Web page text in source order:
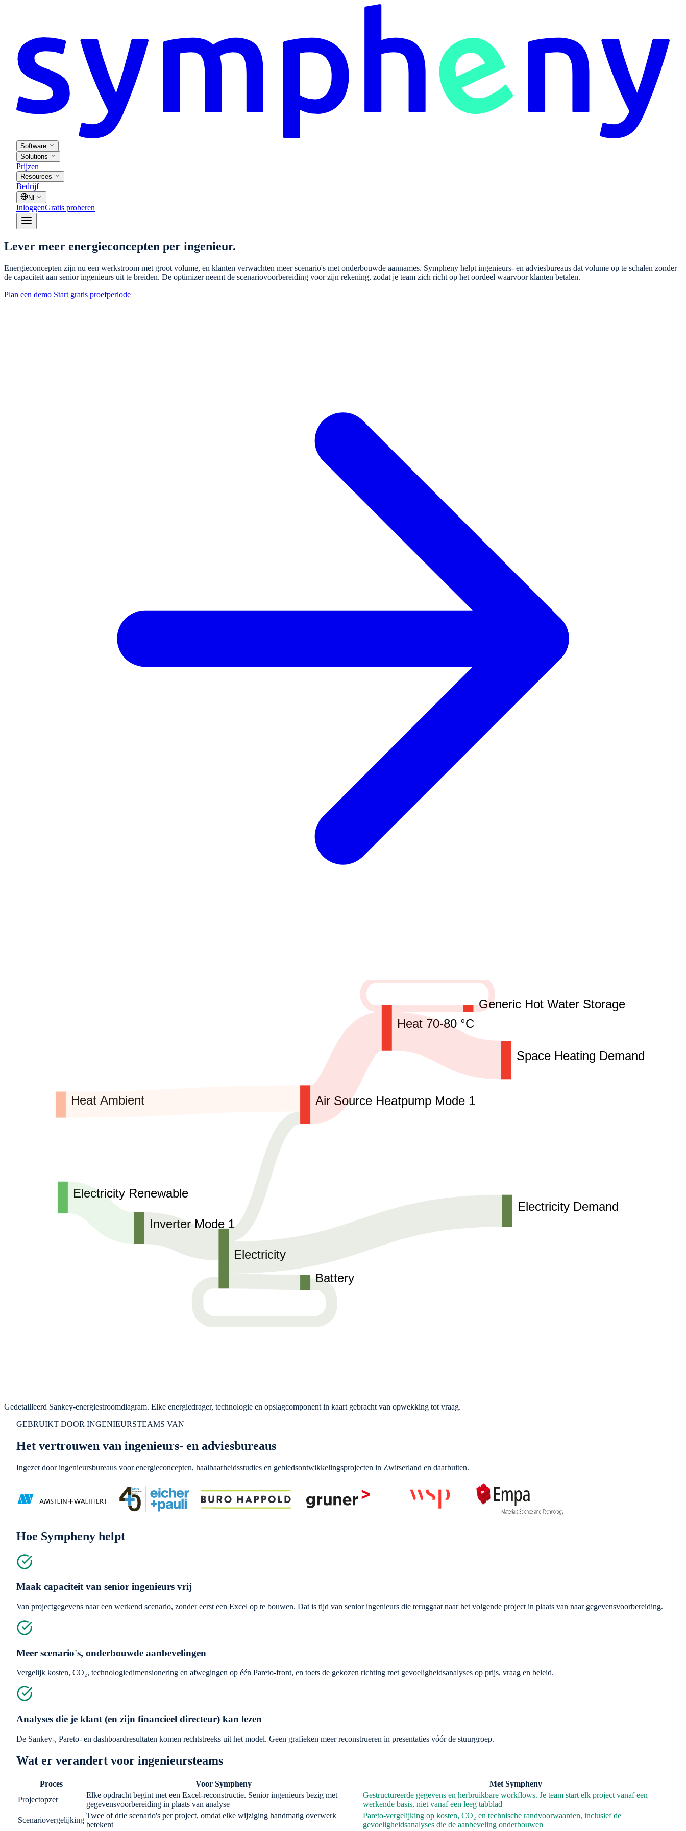
Software
Solutions
Prijzen
Resources
Bedrijf
NL
InloggenGratis proberen
Lever meer energieconcepten per ingenieur.
Energieconcepten zijn nu een werkstroom met groot volume, en klanten verwachten meer scenario's met onderbouwde aannames. Sympheny helpt ingenieurs- en adviesbureaus dat volume op te schalen zonder
de capaciteit aan senior ingenieurs uit te breiden. De optimizer neemt de scenariovoorbereiding voor zijn rekening, zodat je team zich richt op het oordeel waarvoor klanten betalen.
Plan een demo Start gratis proefperiode
Gedetailleerd Sankey-energiestroomdiagram. Elke energiedrager, technologie en opslagcomponent in kaart gebracht van opwekking tot vraag.
GEBRUIKT DOOR INGENIEURSTEAMS VAN
Het vertrouwen van ingenieurs- en adviesbureaus
Ingezet door ingenieursbureaus voor energieconcepten, haalbaarheidsstudies en gebiedsontwikkelingsprojecten in Zwitserland en daarbuiten.
Hoe Sympheny helpt
Maak capaciteit van senior ingenieurs vrij
Van projectgegevens naar een werkend scenario, zonder eerst een Excel op te bouwen. Dat is tijd van senior ingenieurs die teruggaat naar het volgende project in plaats van naar gegevensvoorbereiding.
Meer scenario's, onderbouwde aanbevelingen
Vergelijk kosten, CO₂, technologiedimensionering en afwegingen op één Pareto-front, en toets de gekozen richting met gevoeligheidsanalyses op prijs, vraag en beleid.
Analyses die je klant (en zijn financieel directeur) kan lezen
De Sankey-, Pareto- en dashboardresultaten komen rechtstreeks uit het model. Geen grafieken meer reconstrueren in presentaties vóór de stuurgroep.
Wat er verandert voor ingenieursteams
Proces Voor Sympheny
Met Sympheny
Projectopzet
Elke opdracht begint met een Excel-reconstructie. Senior ingenieurs bezig met
gegevensvoorbereiding in plaats van analyse
Gestructureerde gegevens en herbruikbare workflows. Je team start elk project vanaf een
werkende basis, niet vanaf een leeg tabblad
Scenariovergelijking
Twee of drie scenario's per project, omdat elke wijziging handmatig overwerk
betekent
Pareto-vergelijking op kosten, CO₂ en technische randvoorwaarden, inclusief de
gevoeligheidsanalyses die de aanbeveling onderbouwen